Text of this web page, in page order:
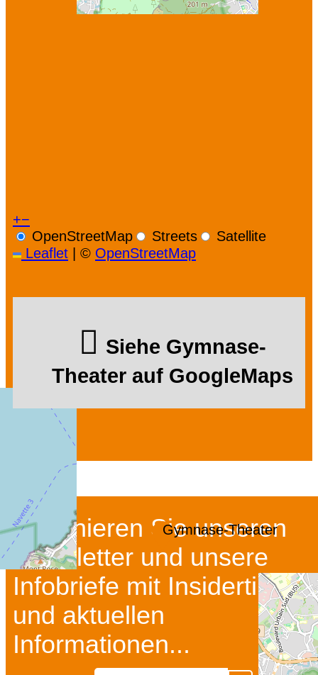
Gymnase-Theater
+−
OpenStreetMap
Streets
Satellite
Leaflet | © OpenStreetMap
Siehe Gymnase-
Theater auf GoogleMaps
Abonnieren Sie unseren
Newsletter und unsere
Infobriefe mit Insidertipps
und aktuellen
Informationen...